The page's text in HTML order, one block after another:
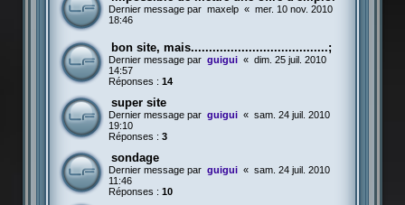
Dernier message par maxelp « mer. 10 nov. 2010
18:46
bon site, mais......................................;
Dernier message par guigui « dim. 25 juil. 2010
14:57
Réponses : 14
super site
Dernier message par guigui « sam. 24 juil. 2010
19:10
Réponses : 3
sondage
Dernier message par guigui « sam. 24 juil. 2010
11:46
Réponses : 10